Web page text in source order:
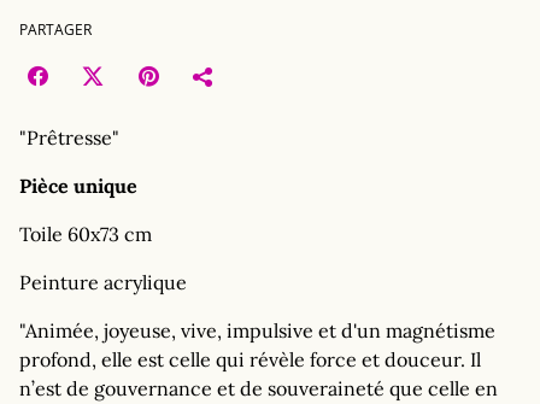
PARTAGER
"Prêtresse"
Pièce unique
Toile 60x73 cm
Peinture acrylique
"Animée, joyeuse, vive, impulsive et d'un magnétisme
profond, elle est celle qui révèle force et douceur. Il
n’est de gouvernance et de souveraineté que celle en